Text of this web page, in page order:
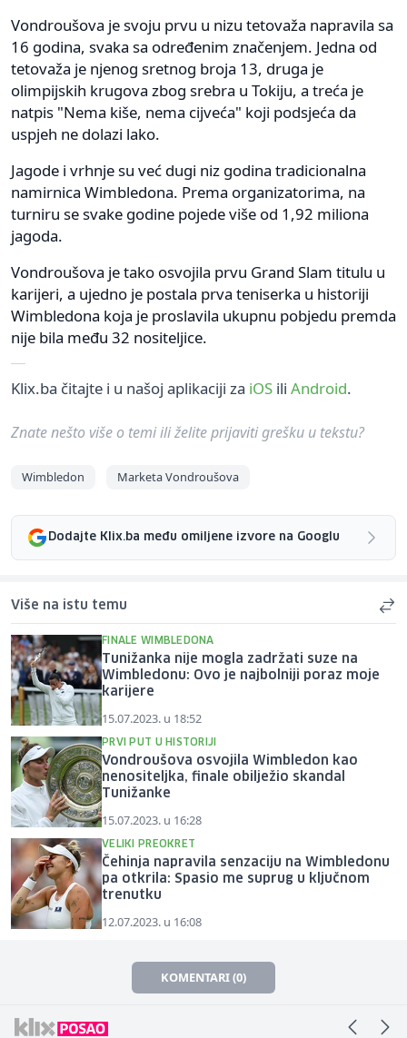
Vondroušova je svoju prvu u nizu tetovaža napravila sa
16 godina, svaka sa određenim značenjem. Jedna od
tetovaža je njenog sretnog broja 13, druga je
olimpijskih krugova zbog srebra u Tokiju, a treća je
natpis "Nema kiše, nema cijveća" koji podsjeća da
uspjeh ne dolazi lako.
Jagode i vrhnje su već dugi niz godina tradicionalna
namirnica Wimbledona. Prema organizatorima, na
turniru se svake godine pojede više od 1,92 miliona
jagoda.
Vondroušova je tako osvojila prvu Grand Slam titulu u
karijeri, a ujedno je postala prva teniserka u historiji
Wimbledona koja je proslavila ukupnu pobjedu premda
nije bila među 32 nositeljice.
Klix.ba čitajte i u našoj aplikaciji za iOS ili Android.
Znate nešto više o temi ili želite prijaviti grešku u tekstu?
Wimbledon Marketa Vondroušova
Dodajte Klix.ba među omiljene izvore na Googlu
Više na istu temu
FINALE WIMBLEDONA
Tunižanka nije mogla zadržati suze na
Wimbledonu: Ovo je najbolniji poraz moje
karijere
15.07.2023. u 18:52
PRVI PUT U HISTORIJI
Vondroušova osvojila Wimbledon kao
nenositeljka, finale obilježio skandal
Tunižanke
15.07.2023. u 16:28
VELIKI PREOKRET
Čehinja napravila senzaciju na Wimbledonu
pa otkrila: Spasio me suprug u ključnom
trenutku
12.07.2023. u 16:08
KOMENTARI (0)